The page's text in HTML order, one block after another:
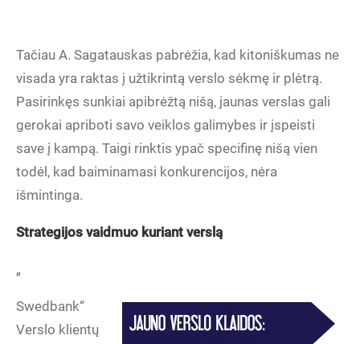
Tačiau A. Sagatauskas pabrėžia, kad kitoniškumas ne
visada yra raktas į užtikrintą verslo sėkmę ir plėtrą.
Pasirinkęs sunkiai apibrėžtą nišą, jaunas verslas gali
gerokai apriboti savo veiklos galimybes ir įspeisti
save į kampą. Taigi rinktis ypač specifinę nišą vien
todėl, kad baiminamasi konkurencijos, nėra
išmintinga.
Strategijos vaidmuo kuriant verslą
„
Swedbank“
Verslo klientų